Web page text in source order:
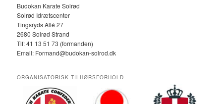
Budokan Karate Solrød
Solrød Idrætscenter
Tingsryds Allé 27
2680 Solrød Strand
Tlf: 41 13 51 73 (formanden)
Email: Formand@budokan-solrod.dk
ORGANISATORISK TILHØRSFORHOLD